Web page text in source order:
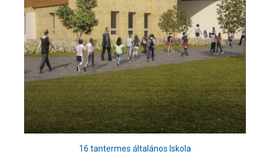
16 tantermes általános Iskola